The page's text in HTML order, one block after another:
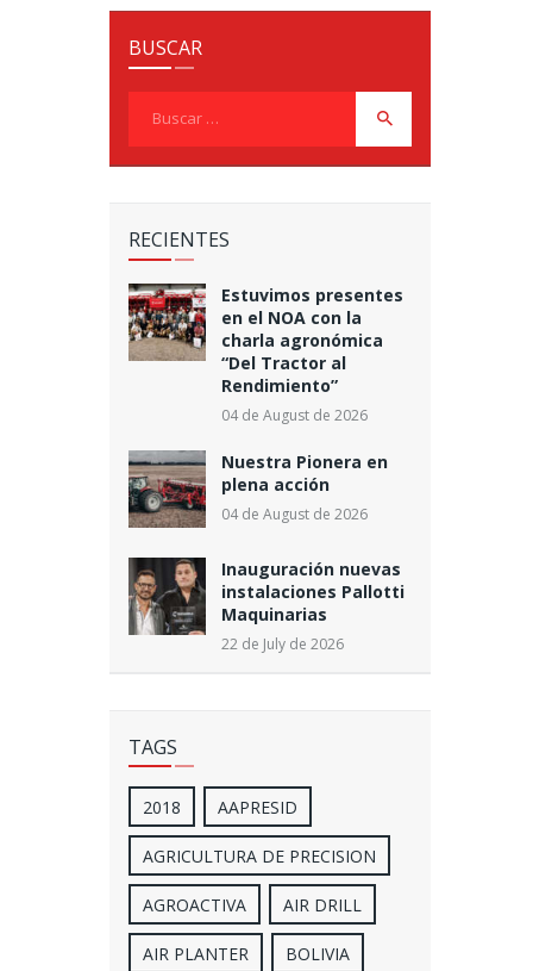
BUSCAR
RECIENTES
Estuvimos presentes
en el NOA con la
charla agronómica
“Del Tractor al
Rendimiento”
04 de August de 2026
Nuestra Pionera en
plena acción
04 de August de 2026
Inauguración nuevas
instalaciones Pallotti
Maquinarias
22 de July de 2026
TAGS
2018 AAPRESID
AGRICULTURA DE PRECISION
AGROACTIVA AIR DRILL
AIR PLANTER BOLIVIA